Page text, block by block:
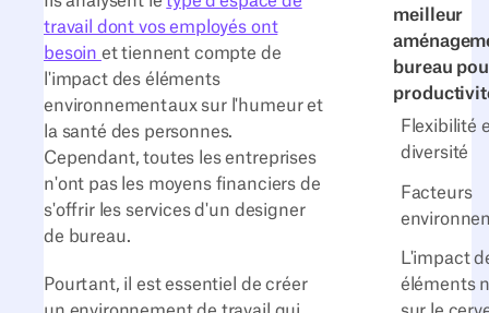
meilleur
bureau
Flexibilité
diversité
Facteurs
L'impact
éléments
travail dont vos employés ont
besoin et tiennent compte de
l'impact des éléments
environnementaux sur l'humeur et
la santé des personnes.
Cependant, toutes les entreprises
n'ont pas les moyens financiers de
s'offrir les services d'un designer
de bureau.
Pourtant, il est essentiel de créer